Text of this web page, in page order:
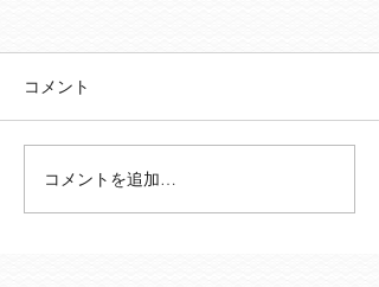
事業所がキレイになりま
した✨
コメント
コメントを追加…